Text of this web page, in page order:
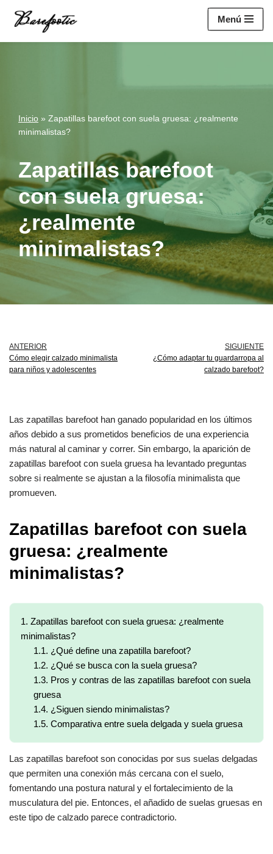
Menú
Inicio » Zapatillas barefoot con suela gruesa: ¿realmente
minimalistas?
Zapatillas barefoot
con suela gruesa:
¿realmente
minimalistas?
ANTERIOR
Cómo elegir calzado minimalista
para niños y adolescentes
SIGUIENTE
¿Cómo adaptar tu guardarropa al
calzado barefoot?
Las zapatillas barefoot han ganado popularidad en los últimos
años debido a sus prometidos beneficios de una experiencia
más natural al caminar y correr. Sin embargo, la aparición de
zapatillas barefoot con suela gruesa ha levantado preguntas
sobre si realmente se ajustan a la filosofía minimalista que
promueven.
Zapatillas barefoot con suela
gruesa: ¿realmente
minimalistas?
1. Zapatillas barefoot con suela gruesa: ¿realmente
minimalistas?
1.1. ¿Qué define una zapatilla barefoot?
1.2. ¿Qué se busca con la suela gruesa?
1.3. Pros y contras de las zapatillas barefoot con suela
gruesa
1.4. ¿Siguen siendo minimalistas?
1.5. Comparativa entre suela delgada y suela gruesa
Las zapatillas barefoot son conocidas por sus suelas delgadas
que permiten una conexión más cercana con el suelo,
fomentando una postura natural y el fortalecimiento de la
musculatura del pie. Entonces, el añadido de suelas gruesas en
este tipo de calzado parece contradictorio.